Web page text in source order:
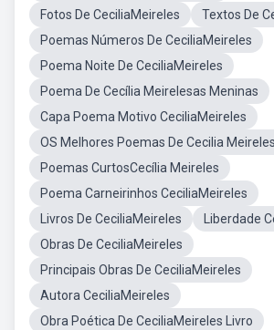
Fotos De CeciliaMeireles
Textos De
Poemas Números De CeciliaMeireles
Poema Noite De CeciliaMeireles
Poema De Cecília Meirelesas Meninas
Capa Poema Motivo CeciliaMeireles
OS Melhores Poemas De Cecilia
Poemas CurtosCecília Meireles
Poema Carneirinhos CeciliaMeireles
Livros De CeciliaMeireles
Liberdade
Obras De CeciliaMeireles
Principais Obras De CeciliaMeireles
Autora CeciliaMeireles
Obra Poética De CeciliaMeireles Livro